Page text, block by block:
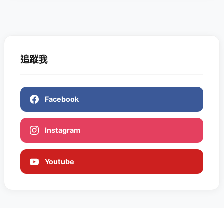
追蹤我
Facebook
Instagram
Youtube